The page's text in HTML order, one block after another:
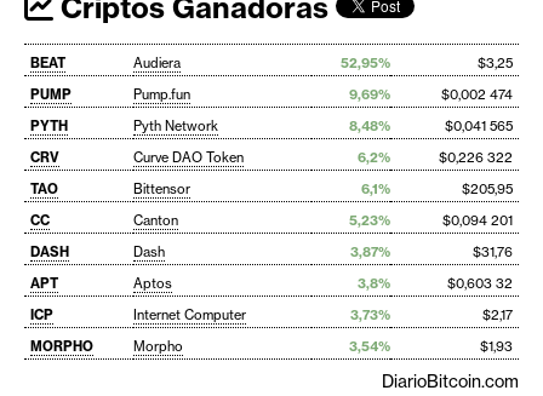
BEAT Audiera 52,95%
$3,25
PUMP
Pump.fun 9,69%
$0,002 474
PYTH
Pyth Network 8,48%
$0,041 565
CRV
Curve DAO Token 6,2%
$0,226 322
TAO
Bittensor 6,1%
$205,95
CC
Canton 5,23%
$0,094 201
DASH
Dash 3,87%
$31,76
APT
Aptos 3,8%
$0,603 32
ICP
Internet Computer 3,73%
$2,17
MORPHO
Morpho 3,54% $1,93
DiarioBitcoin.com